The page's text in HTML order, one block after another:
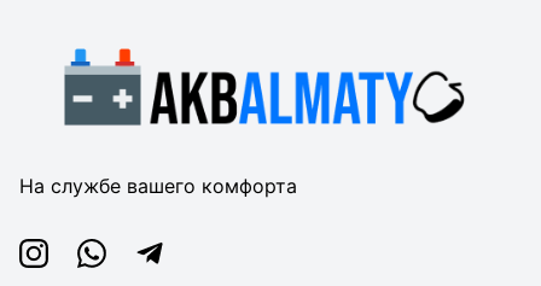
На службе вашего комфорта
InstagramWhatsappTelegram